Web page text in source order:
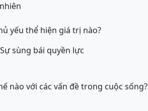
yếu thể hiện giá trị nào?
Sự sùng bái quyền lực
nào với các vấn đề trong cuộc sống?